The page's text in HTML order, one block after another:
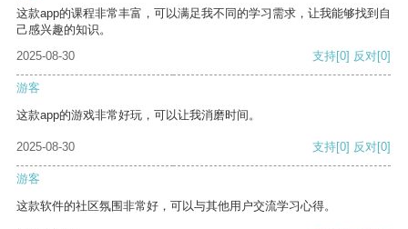
这款app的课程非常丰富，可以满足我不同的学习需求，让我能够找到自
己感兴趣的知识。
2025-08-30
支持[0] 反对[0]
游客
这款app的游戏非常好玩，可以让我消磨时间。
2025-08-30 支持[0] 反对[0]
游客
这款软件的社区氛围非常好，可以与其他用户交流学习心得。